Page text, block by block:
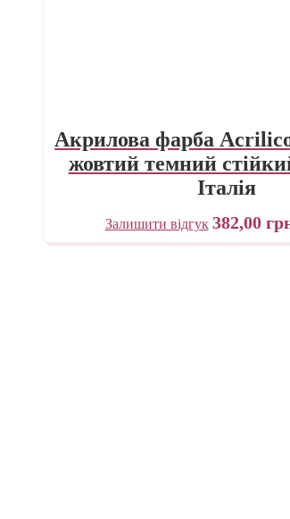
Акрилова фарба
жовтий темний
Італія
Залишити відгук 382,00